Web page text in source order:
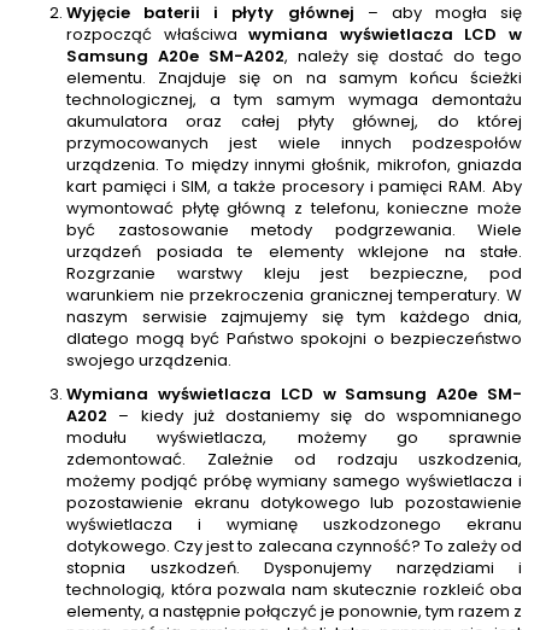
Wyjęcie baterii i płyty głównej – aby mogła się
rozpocząć właściwawymiana wyświetlacza LCD w
Samsung A20e SM-A202, należy się dostać do tego
elementu. Znajduje się on na samym końcu ścieżki
technologicznej, a tym samym wymaga demontażu
akumulatora oraz całej płyty głównej, do której
przymocowanych jest wiele innych podzespołów
urządzenia. To między innymi głośnik, mikrofon, gniazda
kart pamięci i SIM, a także procesory i pamięci RAM. Aby
wymontować płytę główną z telefonu, konieczne może
być zastosowanie metody podgrzewania. Wiele
urządzeń posiada te elementy wklejone na stałe.
Rozgrzanie warstwy kleju jest bezpieczne, pod
warunkiem nie przekroczenia granicznej temperatury. W
naszym serwisie zajmujemy się tym każdego dnia,
dlatego mogą być Państwo spokojni o bezpieczeństwo
swojego urządzenia.
Wymiana wyświetlacza LCD w Samsung A20e SM-
A202 – kiedy już dostaniemy się do wspomnianego
modułu wyświetlacza, możemy go sprawnie
zdemontować. Zależnie od rodzaju uszkodzenia,
możemy podjąć próbę wymiany samego wyświetlacza i
pozostawienie ekranu dotykowego lub pozostawienie
wyświetlacza i wymianę uszkodzonego ekranu
dotykowego. Czy jest to zalecana czynność? To zależy od
stopnia uszkodzeń. Dysponujemy narzędziami i
technologią, która pozwala nam skutecznie rozkleić oba
elementy, a następnie połączyć je ponownie, tym razem z